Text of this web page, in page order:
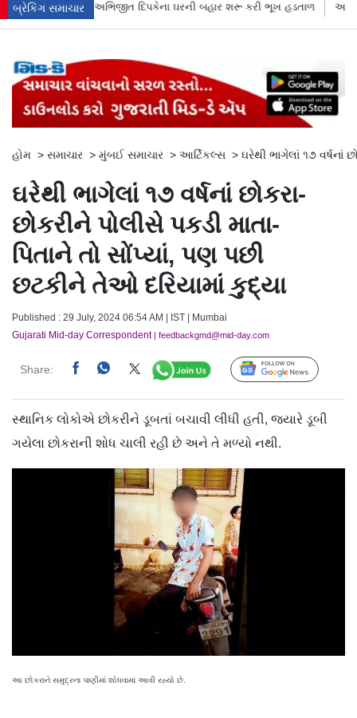
બ્રેકિંગ સમાચાર
ઘરની બહાર શરૂ કરી ભૂખ હડતાળ અભિજીત દિપકેએ CJPની નવી નીતિ
હોમ > સમાચાર > મુંબઈ સમાચાર > આર્ટિકલ્સ > ઘરેથી ભાગેલાં ૧૭ વર્ષનાં
ઘરેથી ભાગેલાં ૧૭ વર્ષનાં છોકરા-
છોકરીને પોલીસે પકડી માતા-
પિતાને તો સોંપ્યાં, પણ પછી
છટકીને તેઓ દરિયામાં કુદ્યા
Published : 29 July, 2024 06:54 AM | IST | Mumbai
Gujarati Mid-day Correspondent| feedbackgmd@mid-day.com
Share: Follow Us
સ્થાનિક લોકોએ છોકરીને ડૂબતાં બચાવી લીધી હતી, જ્યારે ડૂબી
ગયેલા છોકરાની શોધ ચાલી રહી છે અને તે મળ્યો નથી.
આ છોકરાને સમુદ્રના પાણીમાં શોધવામાં આવી રહ્યો છે.